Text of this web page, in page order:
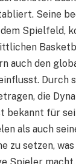
Seine
Spielfeld,
auch den
Durch
die
bekannt für
als auch
zu setzen,
Spieler macht.